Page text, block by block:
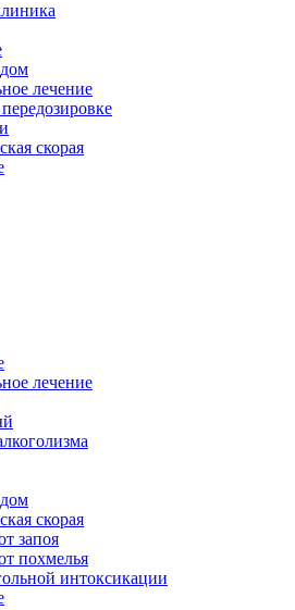
лечение
скорая
лечение
скорая
запоя
похмелья
интоксикации